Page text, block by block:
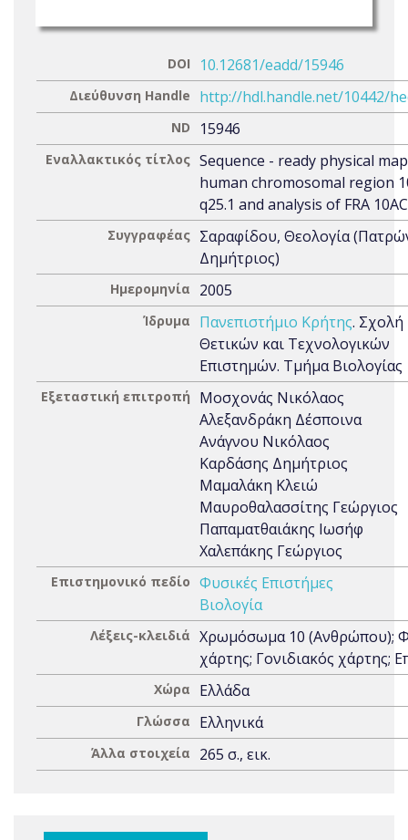
DOI 10.12681/eadd/15946
Διεύθυνση Handle http://hdl.handle.net/10442/
ND 15946
Εναλλακτικός τίτλος Sequence - ready physical
human chromosomal region
q25.1 and analysis of FRA
Συγγραφέας Σαραφίδου, Θεολογία
Δημήτριος)
Ημερομηνία 2005
Ίδρυμα Πανεπιστήμιο Κρήτης. Σχολή
Θετικών και Τεχνολογικών
Επιστημών. Τμήμα Βιολογίας
Εξεταστική επιτροπή
Μοσχονάς Νικόλαος
Αλεξανδράκη Δέσποινα
Ανάγνου Νικόλαος
Καρδάσης Δημήτριος
Μαμαλάκη Κλειώ
Μαυροθαλασσίτης Γεώργιος
Παπαματθαιάκης Ιωσήφ
Χαλεπάκης Γεώργιος
Επιστημονικό πεδίο Φυσικές Επιστήμες
Βιολογία
Λέξεις-κλειδιά Χρωμόσωμα 10 (Ανθρώπου);
χάρτης; Γονιδιακός χάρτης;
Χώρα Ελλάδα
Γλώσσα Ελληνικά
Άλλα στοιχεία 265 σ., εικ.